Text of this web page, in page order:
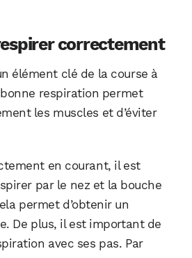
correctement
élément clé de la course à
respiration permet
les muscles et d’éviter
en courant, il est
par le nez et la bouche
permet d’obtenir un
De plus, il est important de
avec ses pas. Par
Telegram Email